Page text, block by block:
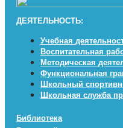
ДЕЯТЕЛЬНОСТЬ:
Учебная
Воспитательная
Методическая
Функциональная
Школьный
Школьная служба
Библиотека